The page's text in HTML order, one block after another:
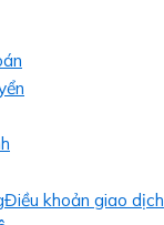
Điều khoản giao dịch